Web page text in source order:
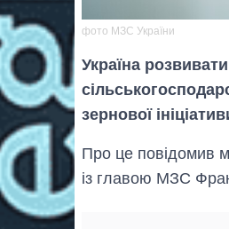
фото МЗС України
Україна
зернової
Про це повідомив
із главою МЗС